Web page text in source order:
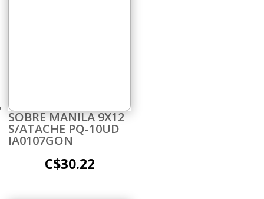
SOBRE MANILA 9X12
S/ATACHE PQ-10UD
IA0107GON
C$30.22